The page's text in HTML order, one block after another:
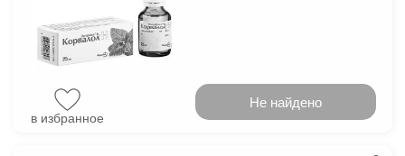
в избранное
Не найдено